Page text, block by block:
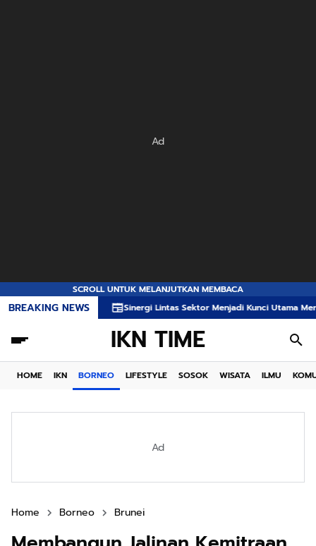
Ad
SCROLL UNTUK MELANJUTKAN MEMBACA
BREAKING NEWSSinergi Lintas Sektor Menjadi Kunci Utama Meredam
IKN TIME
HOME IKN BORNEO LIFESTYLE SOSOK WISATA ILMU
Ad
Home Borneo Brunei